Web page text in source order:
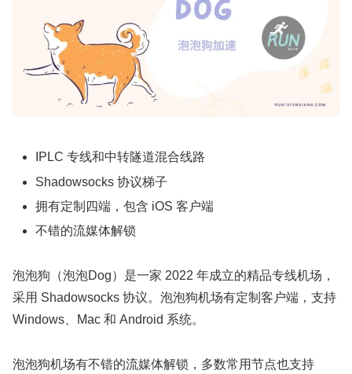
IPLC 专线和中转隧道混合线路
Shadowsocks 协议梯子
拥有定制四端，包含 iOS 客户端
不错的流媒体解锁
泡泡狗（泡泡Dog）是一家 2022 年成立的精品专线机场，
采用 Shadowsocks 协议。泡泡狗机场有定制客户端，支持
Windows、Mac 和 Android 系统。
泡泡狗机场有不错的流媒体解锁，多数常用节点也支持